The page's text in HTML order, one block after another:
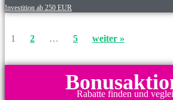
Investition ab 250 EUR
1 2 … 5 weiter »
Rabatte finden und